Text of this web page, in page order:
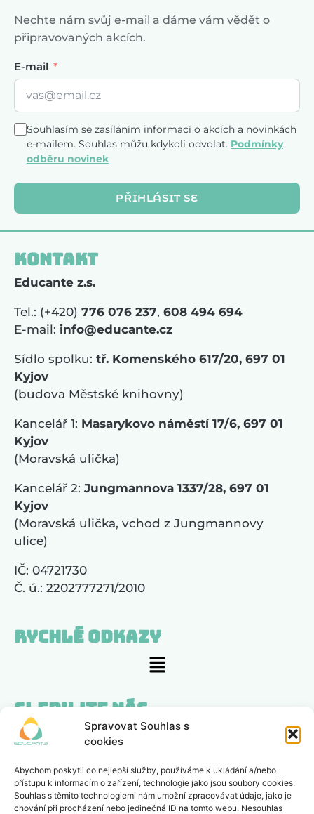
Spravovat Souhlas s
cookies
Abychom poskytli co nejlepší služby, používáme k ukládání a/nebo
přístupu k informacím o zařízení, technologie jako jsou soubory cookies.
Souhlas s těmito technologiemi nám umožní zpracovávat údaje, jako je
chování při procházení nebo jedinečná ID na tomto webu. Nesouhlas
Nechte nám svůj e-mail a dáme vám vědět o
připravovaných akcích.
E-mail
Souhlasím se zasíláním informací o akcích a novinkách
e-mailem. Souhlas můžu kdykoli odvolat. Podmínky
odběru novinek
PŘIHLÁSIT SE
Kontakt
Educante z.s.
Tel.: (+420) 776 076 237, 608 494 694
E-mail: info@educante.cz
Sídlo spolku: tř. Komenského 617/20, 697 01
Kyjov
(budova Městské knihovny)
Kancelář 1: Masarykovo náměstí 17/6, 697 01
Kyjov
(Moravská ulička)
Kancelář 2: Jungmannova 1337/28, 697 01
Kyjov
(Moravská ulička, vchod z Jungmannovy
ulice)
IČ: 04721730
Č. ú.: 2202777271/2010
Rychlé odkazy
Sledujte nás
Zajímá nás, co si myslíte
POSLAT ZPĚTNOU VAZBU